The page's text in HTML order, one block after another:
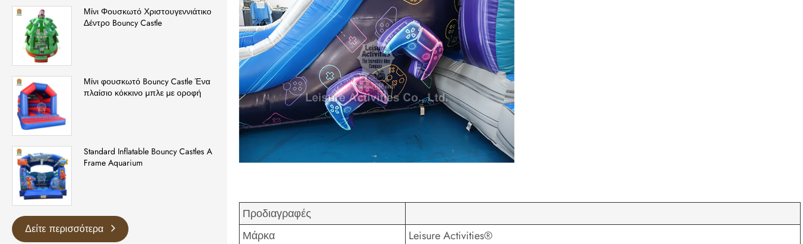
Μίνι Φουσκωτό Χριστουγεννιάτικο
Δέντρο Bouncy Castle
Μίνι φουσκωτό Bouncy Castle Ένα
πλαίσιο κόκκινο μπλε με οροφή
Standard Inflatable Bouncy Castles A
Frame Aquarium
Δείτε περισσότερα
Προδιαγραφές
Μάρκα
Leisure Activities®